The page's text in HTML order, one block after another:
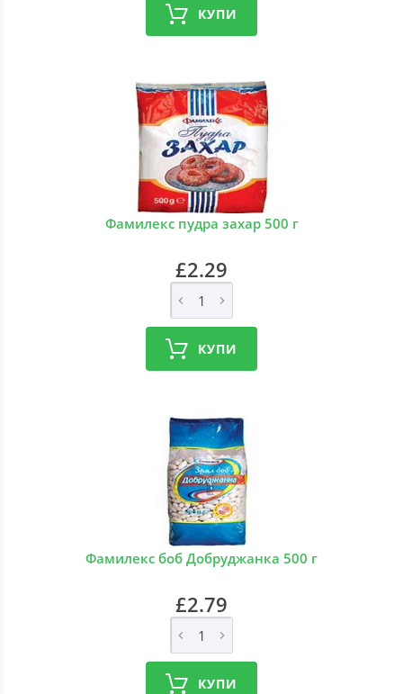
КУПИ
Фамилекс пудра захар 500 г
£2.29
КУПИ
Фамилекс боб Добруджанка 500 г
£2.79
КУПИ